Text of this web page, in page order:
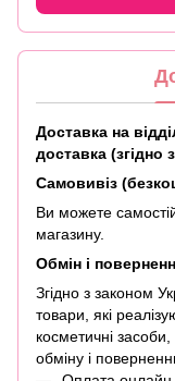
Доставка на
доставка (згідно
Самовивіз
Ви можете
магазину.
Обмін і
Згідно з законом
товари, які
косметичні
обміну і